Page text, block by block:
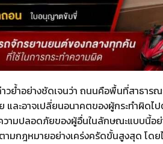
ย้ำอย่างชัดเจนว่า ถนนคือพื้นที่สาธาร
ละอาจเปลี่ยนอนาคตของผู้กระทำผิดไ
วามปลอดภัยของผู้อื่นในลักษณะแบบนี้อ
ามกฎหมายอย่างเคร่งครัดขั้นสูงสุด โดย